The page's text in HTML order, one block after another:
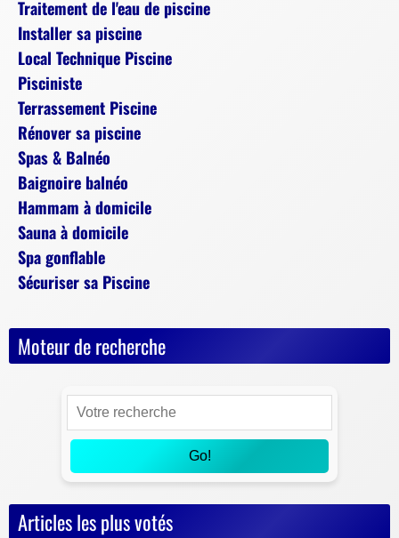
Traitement de l'eau de piscine
Installer sa piscine
Local Technique Piscine
Pisciniste
Terrassement Piscine
Rénover sa piscine
Spas & Balnéo
Baignoire balnéo
Hammam à domicile
Sauna à domicile
Spa gonflable
Sécuriser sa Piscine
Moteur de recherche
Go!
Articles les plus votés